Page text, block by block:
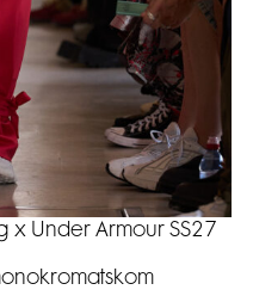
x Under Armour SS27